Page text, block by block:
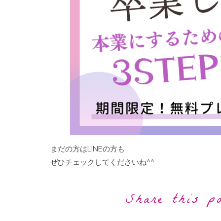
まだの方はLINEの方も
ぜひチェックしてくださいね^^
Share this